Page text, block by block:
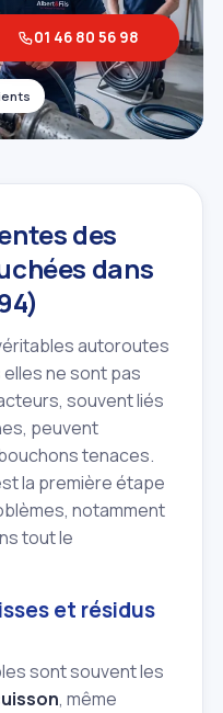
01 46 80 56 98
des
dans
autoroutes
ne sont pas
souvent liés
peuvent
tenaces.
la première étape
notamment
tout le
et résidus
sont souvent les
, même